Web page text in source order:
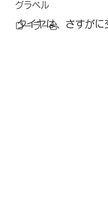
グラベル
ローラー台
タイヤは、さすがに